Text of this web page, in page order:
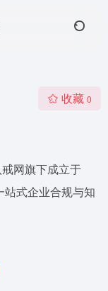
收藏 0
网旗下成立于
式企业合规与知